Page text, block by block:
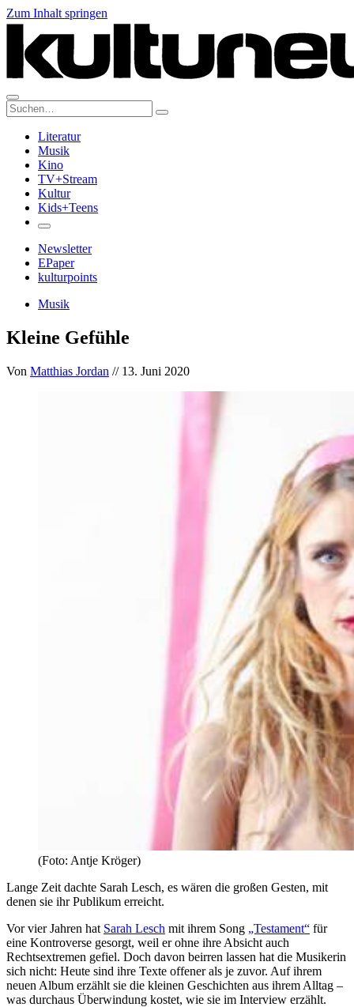
Zum Inhalt springen
Suche:
Literatur
Musik
Kino
TV+Stream
Kultur
Kids+Teens
Newsletter
EPaper
kulturpoints
Musik
Kleine Gefühle
Von Matthias Jordan // 13. Juni 2020
(Foto: Antje Kröger)
Lange Zeit dachte Sarah Lesch, es wären die großen Gesten, mit
denen sie ihr Publikum erreicht.
Vor vier Jahren hat Sarah Lesch mit ihrem Song „Testament“ für
eine Kontroverse gesorgt, weil er ohne ihre Absicht auch
Rechtsextremen gefiel. Doch davon beirren lassen hat die Musikerin
sich nicht: Heute sind ihre Texte offener als je zuvor. Auf ihrem
neuen Album erzählt sie die kleinen Geschichten aus ihrem Alltag –
was durchaus Überwindung kostet, wie sie im Interview erzählt.